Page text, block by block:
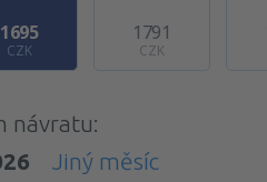
1695
CZK
1791
CZK
návratu:
Jiný měsíc